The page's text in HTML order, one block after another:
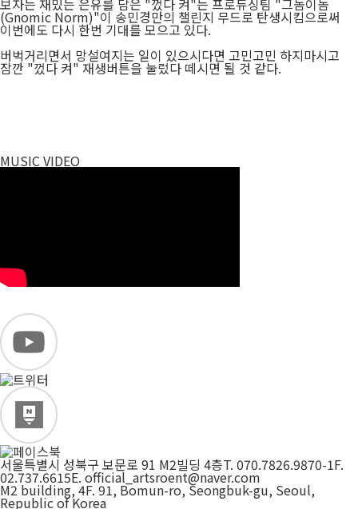
보자는 재밌는 은유를 담은 "껐다 켜"는 프로듀싱팀 "그놈이놈
(Gnomic Norm)"이 송민경만의 챌린지 무드로 탄생시킴으로써
이번에도 다시 한번 기대를 모으고 있다.
버벅거리면서 망설여지는 일이 있으시다면 고민고민 하지마시고
잠깐 "껐다 켜" 재생버튼을 눌렀다 떼시면 될 것 같다.
MUSIC VIDEO
서울특별시 성북구 보문로 91 M2빌딩 4층T. 070.7826.9870-1F.
02.737.6615E. official_artsroent@naver.com
M2 building, 4F. 91, Bomun-ro, Seongbuk-gu, Seoul,
Republic of Korea